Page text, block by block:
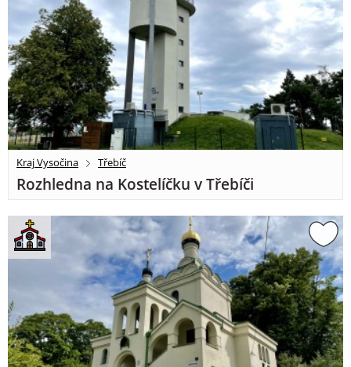
Kraj Vysočina Třebíč
Rozhledna na Kostelíčku v Třebíči